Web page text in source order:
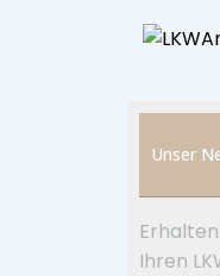
Unser
Ihren